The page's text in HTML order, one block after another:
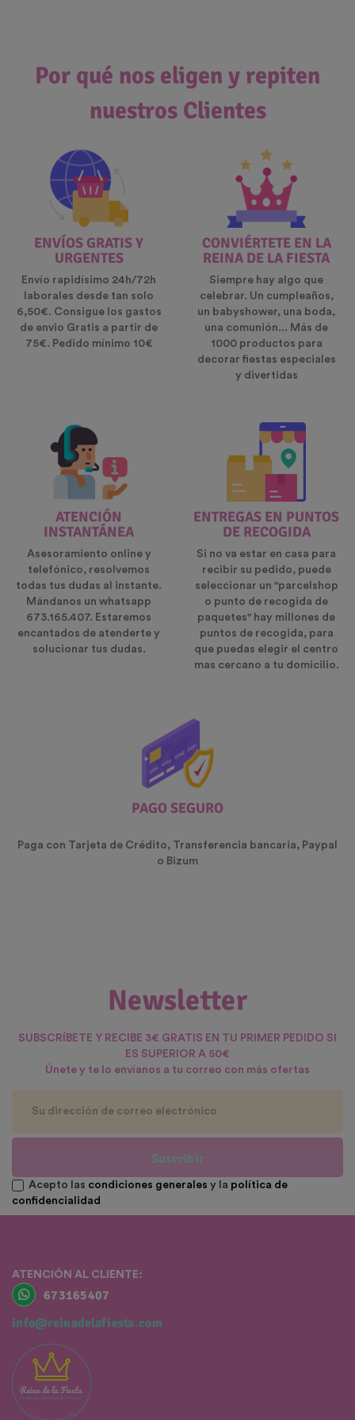
Por qué nos eligen y repiten
nuestros Clientes
ENVÍOS GRATIS Y
URGENTES
Envío rapidísimo 24h/72h
laborales desde tan solo
6,50€. Consigue los gastos
de envio Gratis a partir de
75€. Pedido mínimo 10€
CONVIÉRTETE EN LA
REINA DE LA FIESTA
Siempre hay algo que
celebrar. Un cumpleaños,
un babyshower, una boda,
una comunión... Más de
1000 productos para
decorar fiestas especiales
y divertidas
ATENCIÓN
INSTANTÁNEA
Asesoramiento online y
telefónico, resolvemos
todas tus dudas al instante.
Mándanos un whatsapp
673.165.407. Estaremos
encantados de atenderte y
solucionar tus dudas.
ENTREGAS EN PUNTOS
DE RECOGIDA
Si no va estar en casa para
recibir su pedido, puede
seleccionar un "parcelshop
o punto de recogida de
paquetes" hay millones de
puntos de recogida, para
que puedas elegir el centro
mas cercano a tu domicilio.
PAGO SEGURO
Paga con Tarjeta de Crédito, Transferencia bancaria, Paypal
o Bizum
Newsletter
SUBSCRÍBETE Y RECIBE 3€ GRATIS EN TU PRIMER PEDIDO SI
ES SUPERIOR A 50€
Únete y te lo envíanos a tu correo con más ofertas
Suscribir
Acepto las condiciones generales y la política de
confidencialidad
ATENCIÓN AL CLIENTE:
673165407
info@reinadelafiesta.com